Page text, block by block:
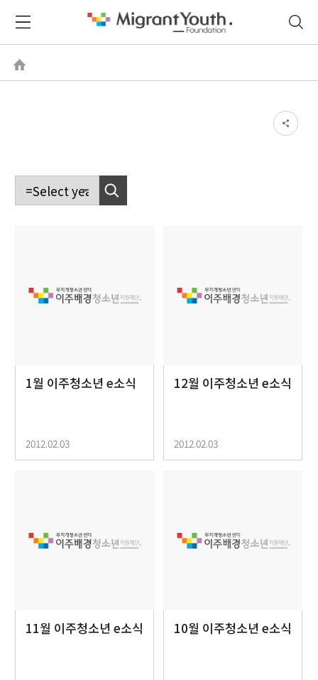
1월 이주청소년 e소식
2012.02.03
12월 이주청소년 e소식
2012.02.03
11월 이주청소년 e소식 10월 이주청소년 e소식